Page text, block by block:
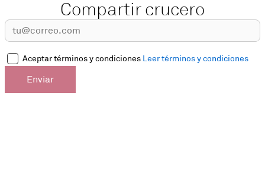
Compartir crucero
Aceptar términos y condiciones Leer términos y condiciones
Enviar